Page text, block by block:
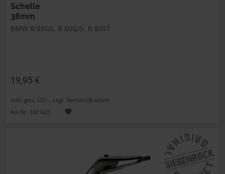
Schelle
38mm
BMW R 65GS, R 80G/S, R 80ST
19,95 €
inkl. ges. USt., zzgl. Versandkosten
Art.Nr. 1821625